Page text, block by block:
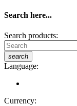
Search here...
Search products:
search
Language:
Currency: